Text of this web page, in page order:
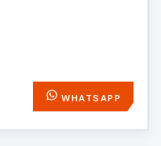
WHATSAPP